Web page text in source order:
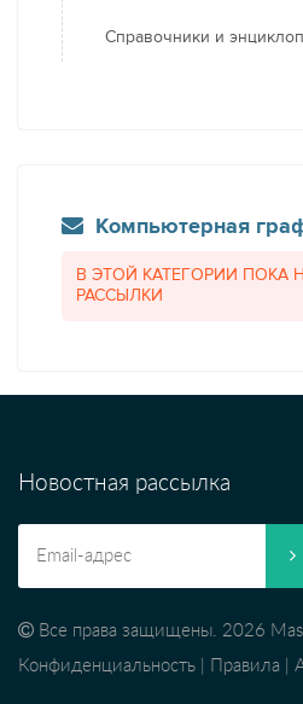
Справочники и
Компьютерная
В ЭТОЙ КАТЕГОРИИ ПОКА
РАССЫЛКИ
Новостная рассылка
Все права защищены. 2026
Конфиденциальность
Правила